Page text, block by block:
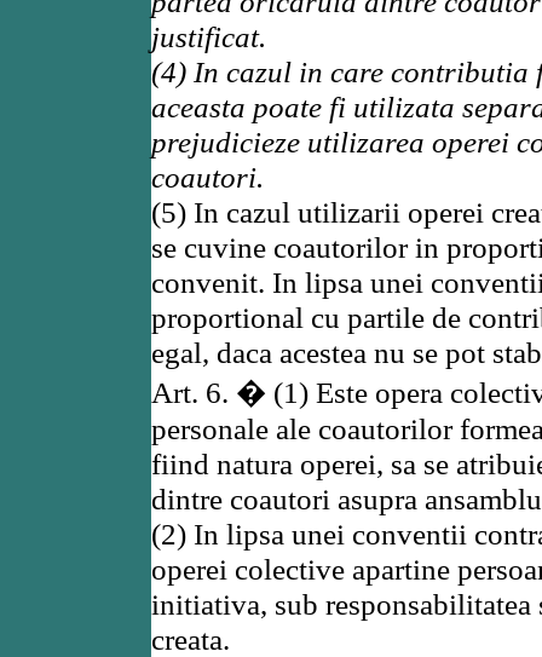
justificat.
(4) In cazul in care contributia
aceasta poate fi utilizata
prejudicieze utilizarea operei
coautori.
(5) In cazul utilizarii operei
se cuvine coautorilor in
convenit. In lipsa unei
proportional cu partile de
egal, daca acestea nu se pot
Art. 6. � (1) Este opera
personale ale coautorilor
fiind natura operei, sa se
dintre coautori asupra
(2) In lipsa unei conventii
operei colective apartine
initiativa, sub responsabilitatea
creata.